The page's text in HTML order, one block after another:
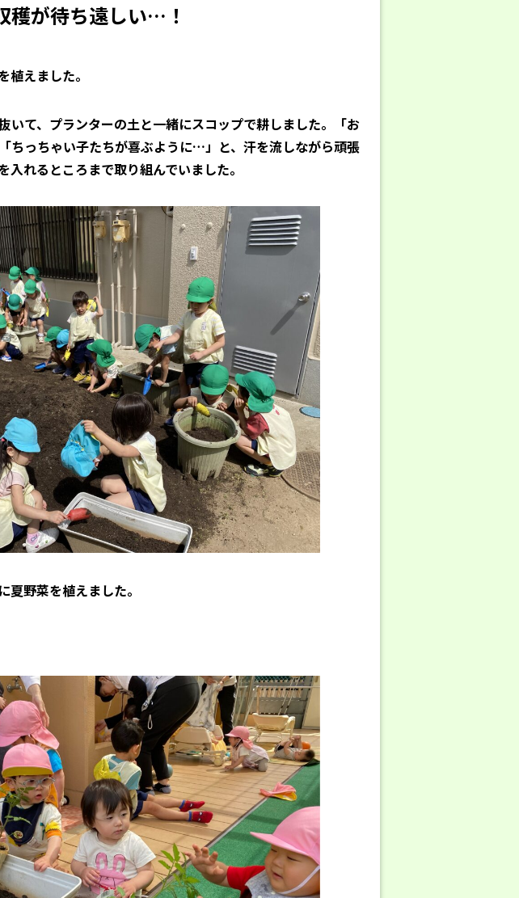
穫が待ち遠しい…！
植えました。
いて、プランターの土と一緒にスコップで耕しました。「お
ちっちゃい子たちが喜ぶように…」と、汗を流しながら頑張
れるところまで取り組んでいました。
夏野菜を植えました。